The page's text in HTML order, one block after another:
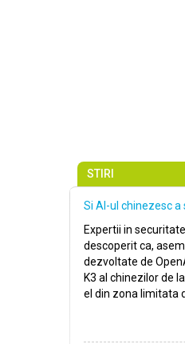
STIRI
Si AI-ul chinezesc a
Expertii in
descoperit ca,
dezvoltate de
K3 al chinezilor de
el din zona limitata